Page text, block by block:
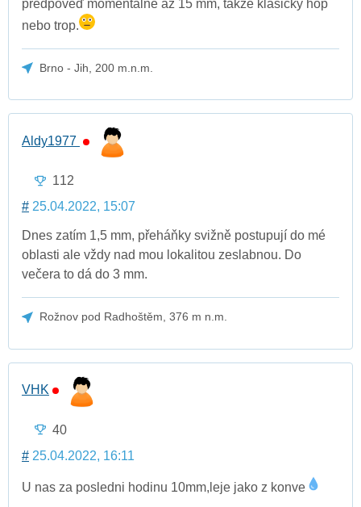
předpověď momentálně až 15 mm, takže klasicky hop
nebo trop.
Brno - Jih, 200 m.n.m.
Aldy1977
112
# 25.04.2022, 15:07
Dnes zatím 1,5 mm, přeháňky svižně postupují do mé
oblasti ale vždy nad mou lokalitou zeslabnou. Do
večera to dá do 3 mm.
Rožnov pod Radhoštěm, 376 m n.m.
VHK
40
# 25.04.2022, 16:11
U nas za posledni hodinu 10mm,leje jako z konve